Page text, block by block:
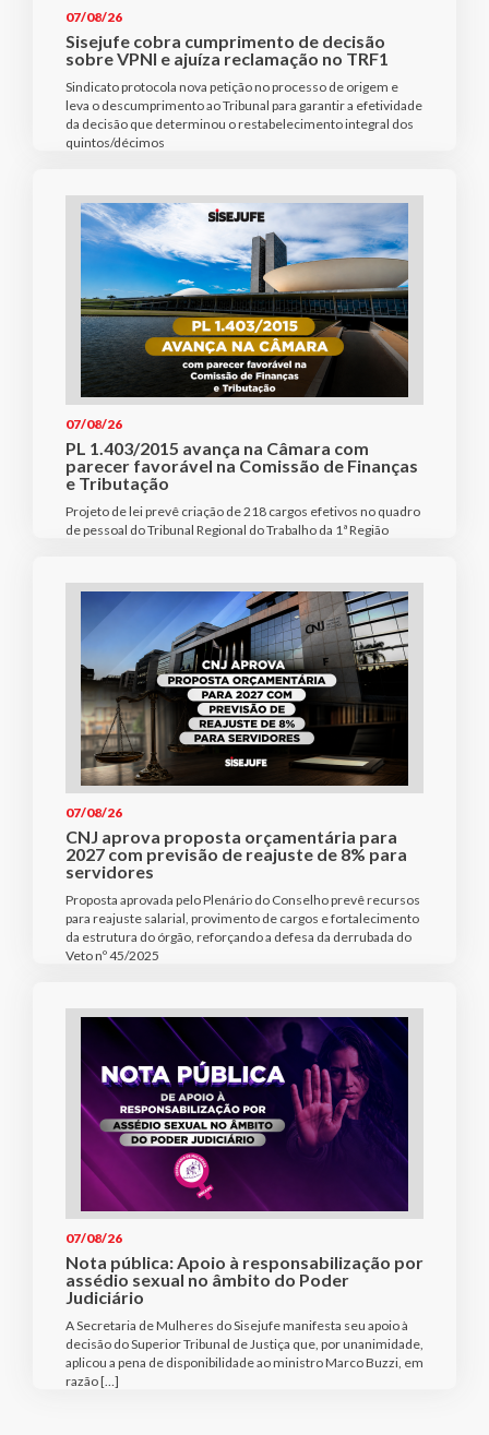
07/08/26
Sisejufe cobra cumprimento de decisão
sobre VPNI e ajuíza reclamação no TRF1
Sindicato protocola nova petição no processo de origem e
leva o descumprimento ao Tribunal para garantir a efetividade
da decisão que determinou o restabelecimento integral dos
quintos/décimos
07/08/26
PL 1.403/2015 avança na Câmara com
parecer favorável na Comissão de Finanças
e Tributação
Projeto de lei prevê criação de 218 cargos efetivos no quadro
de pessoal do Tribunal Regional do Trabalho da 1ª Região
07/08/26
CNJ aprova proposta orçamentária para
2027 com previsão de reajuste de 8% para
servidores
Proposta aprovada pelo Plenário do Conselho prevê recursos
para reajuste salarial, provimento de cargos e fortalecimento
da estrutura do órgão, reforçando a defesa da derrubada do
Veto nº 45/2025
07/08/26
Nota pública: Apoio à responsabilização por
assédio sexual no âmbito do Poder
Judiciário
A Secretaria de Mulheres do Sisejufe manifesta seu apoio à
decisão do Superior Tribunal de Justiça que, por unanimidade,
aplicou a pena de disponibilidade ao ministro Marco Buzzi, em
razão […]